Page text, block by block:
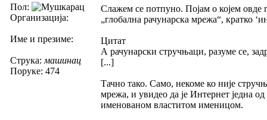
Пол:
Организација:
Име и презиме:
Струка: машинац
Поруке: 474
Слажем се потпуно. Појам о којем овде
„глобална рачунарска мрежа“, кратко
Цитат
А рачунарски стручњаци, разуме се,
[...]
Тачно тако. Само, некоме ко није
мрежа, и увидео да је Интернет једна
именованом властитом именицом.